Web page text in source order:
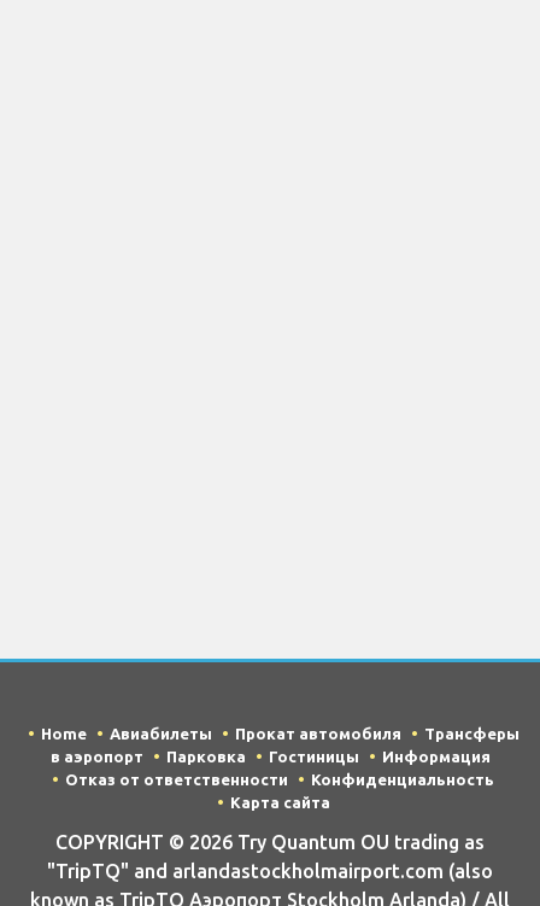
Home Авиабилеты Прокат автомобиля
Трансферы
в аэропорт
Парковка Гостиницы
Информация
Отказ от ответственности
Конфиденциальность
Карта сайта
COPYRIGHT © 2026 Try Quantum OU trading as
"TripTQ" and arlandastockholmairport.com (also
known as TripTQ Аэропорт Stockholm Arlanda) / All